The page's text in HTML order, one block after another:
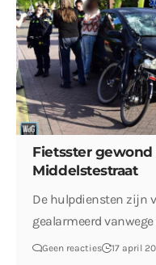
Fietsster
Middelstestraat
De hulpdiensten zijn
gealarmeerd
Geen reacties 17 april